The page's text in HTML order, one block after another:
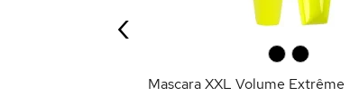
Mascara XXL Volume Extrême
‹